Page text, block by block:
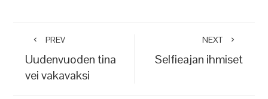
PREV
Uudenvuoden tina
vei vakavaksi
NEXT
Selfieajan ihmiset